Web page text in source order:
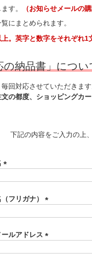
す。
（お知らせメールの
にまとめられます。
英字と数字をそれぞれ1
の納品書」につ
回対応させていただきま
文の都度、ショッピング
下記の内容をご入力の上
須
)
フリガナ）
須
)
ールアドレス